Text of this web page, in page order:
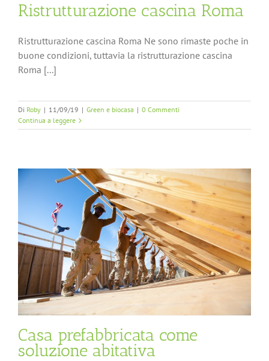
Ristrutturazione cascina Roma
Ristrutturazione cascina Roma Ne sono rimaste poche in
buone condizioni, tuttavia la ristrutturazione cascina
Roma [...]
Di Roby | 11/09/19 | Green e biocasa | 0 Commenti
Continua a leggere
Casa prefabbricata come
soluzione abitativa